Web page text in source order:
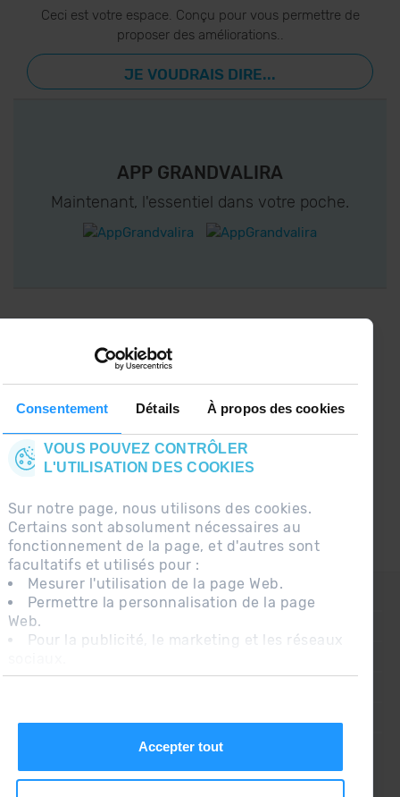
Consentement Détails À propos des cookies
VOUS POUVEZ CONTRÔLER
L'UTILISATION DES COOKIES
Sur notre page, nous utilisons des cookies.
Certains sont absolument nécessaires au
fonctionnement de la page, et d'autres sont
facultatifs et utilisés pour :
Mesurer l'utilisation de la page Web.
Permettre la personnalisation de la page
Web.
Pour la publicité, le marketing et les réseaux
En cliquant sur « Accepter tout », vous
Accepter tout
Ceci est votre espace. Conçu pour vous permettre de
proposer des améliorations..
JE VOUDRAIS DIRE...
APP GRANDVALIRA
Maintenant, l'essentiel dans votre poche.
CONNECTEZ-VOUS À GRANDVALIRA!
Suivez-nous sur les Réseaux Sociaux et soyez
CONTACT
QUESTIONS FRÉQUENTES